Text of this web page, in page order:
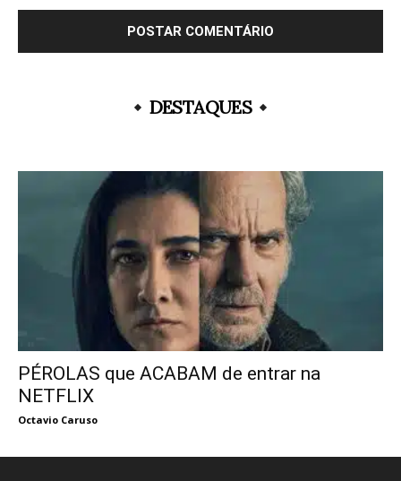
DESTAQUES
PÉROLAS que ACABAM de entrar na
NETFLIX
Octavio Caruso